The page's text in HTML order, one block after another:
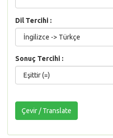
Dil Tercihi :
Sonuç Tercihi :